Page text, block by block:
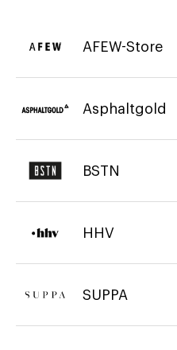
AFEW-Store
Asphaltgold
BSTN
HHV
SUPPA